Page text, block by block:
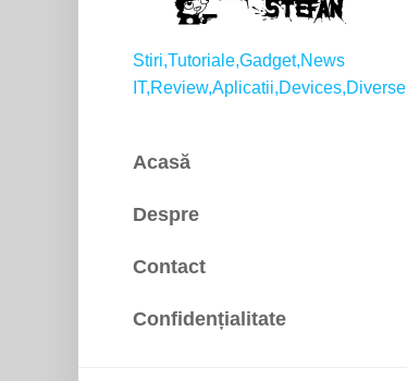
Stiri,Tutoriale,Gadget,News
IT,Review,Aplicatii,Devices,Diverse
Acasă
Despre
Contact
Confidențialitate